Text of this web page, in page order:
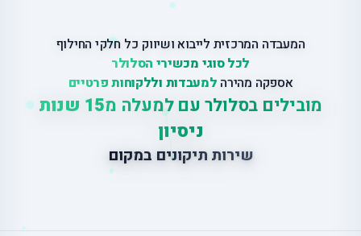
המעבדה המרכזית לייבוא ושיווק כל חלקי החילוף
לכל סוגי מכשירי הסלולר
אספקה מהירה למעבדות וללקוחות פרטיים
מובילים בסלולר עם למעלה מ
15 שנות
ניסיון
שירות תיקונים במקום